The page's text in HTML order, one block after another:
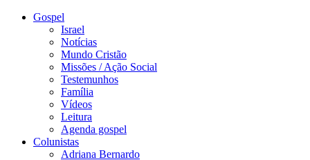
Gospel
Israel
Notícias
Mundo Cristão
Missões / Ação Social
Testemunhos
Família
Vídeos
Leitura
Agenda gospel
Colunistas
Adriana Bernardo